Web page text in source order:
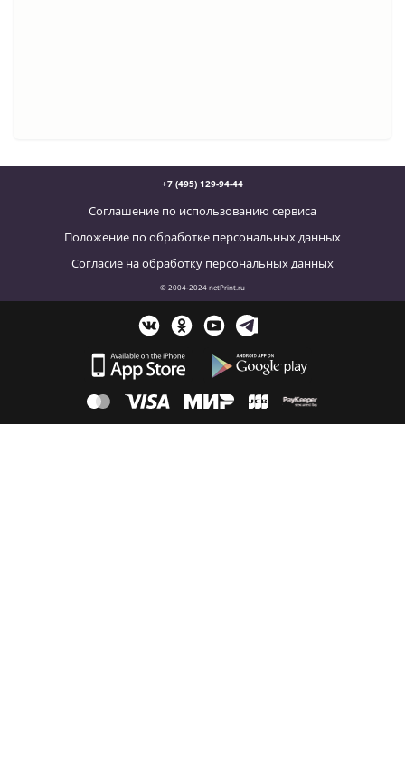
+7 (495) 129-94-44
Соглашение по использованию сервиса
Положение по обработке персональных данных
Согласие на обработку персональных данных
© 2004-2024 netPrint.ru